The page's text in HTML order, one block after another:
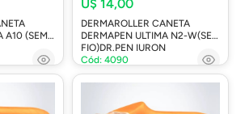
A10 (SEM
U$ 14,00
DERMAROLLER CANETA
DERMAPEN ULTIMA N2-W(SEM
FIO)DR.PEN IURON
Cód: 4090